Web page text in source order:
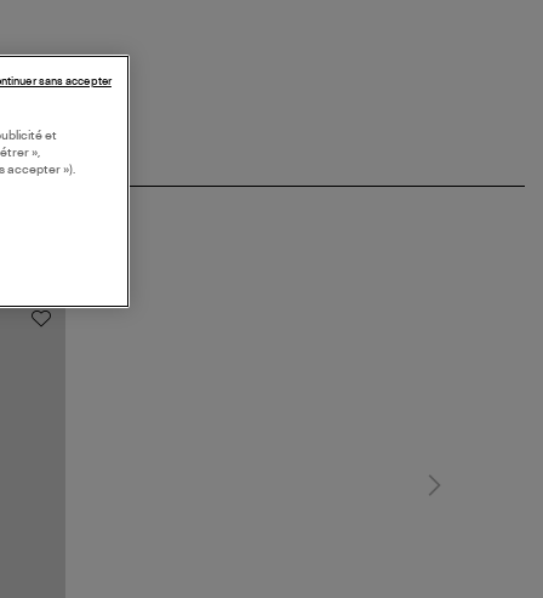
et
»,
accepter »).
sans accepter